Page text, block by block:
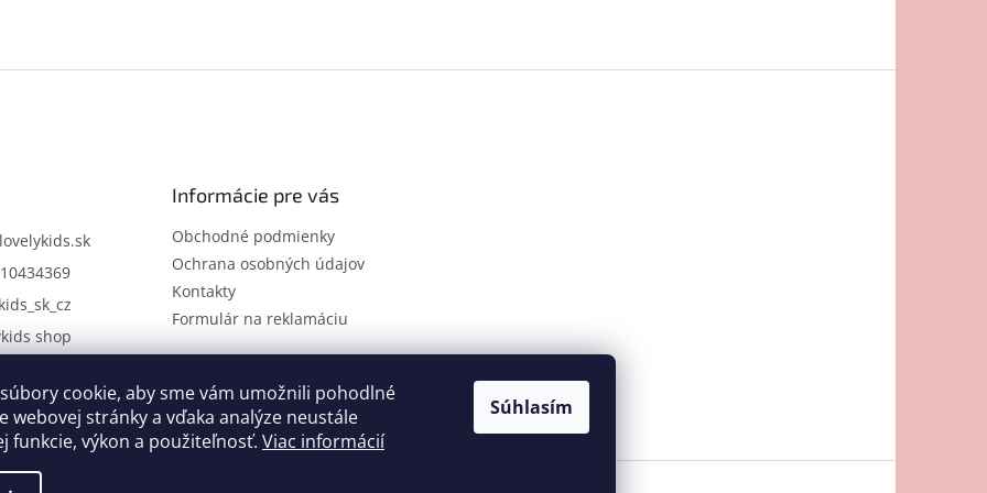
cookie, aby sme vám umožnili pohodlné
webovej stránky a vďaka analýze neustále
funkcie, výkon a použiteľnosť. Viac informácií
Súhlasím
lovelykids.sk
shop
Informácie pre vás
Obchodné podmienky
Ochrana osobných údajov
Kontakty
Formulár na reklamáciu
Kontakty Novinky